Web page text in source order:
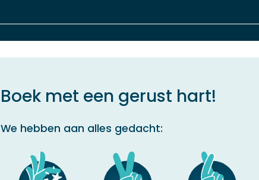
Boek met een gerust hart!
We hebben aan alles gedacht: